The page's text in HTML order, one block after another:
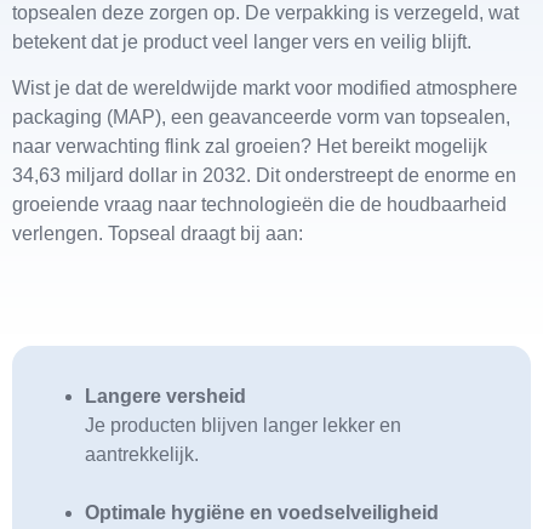
topsealen deze zorgen op. De verpakking is verzegeld, wat
betekent dat je product veel langer vers en veilig blijft.
Wist je dat de wereldwijde markt voor modified atmosphere
packaging (MAP), een geavanceerde vorm van topsealen,
naar verwachting flink zal groeien? Het bereikt mogelijk
34,63 miljard dollar in 2032. Dit onderstreept de enorme en
groeiende vraag naar technologieën die de houdbaarheid
verlengen. Topseal draagt bij aan:
Langere versheid
Je producten blijven langer lekker en
aantrekkelijk.
Optimale hygiëne en voedselveiligheid